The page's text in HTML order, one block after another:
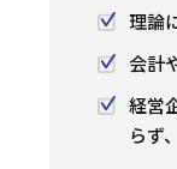
理論
会計
経営
らず